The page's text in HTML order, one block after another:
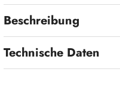
Beschreibung
Technische Daten